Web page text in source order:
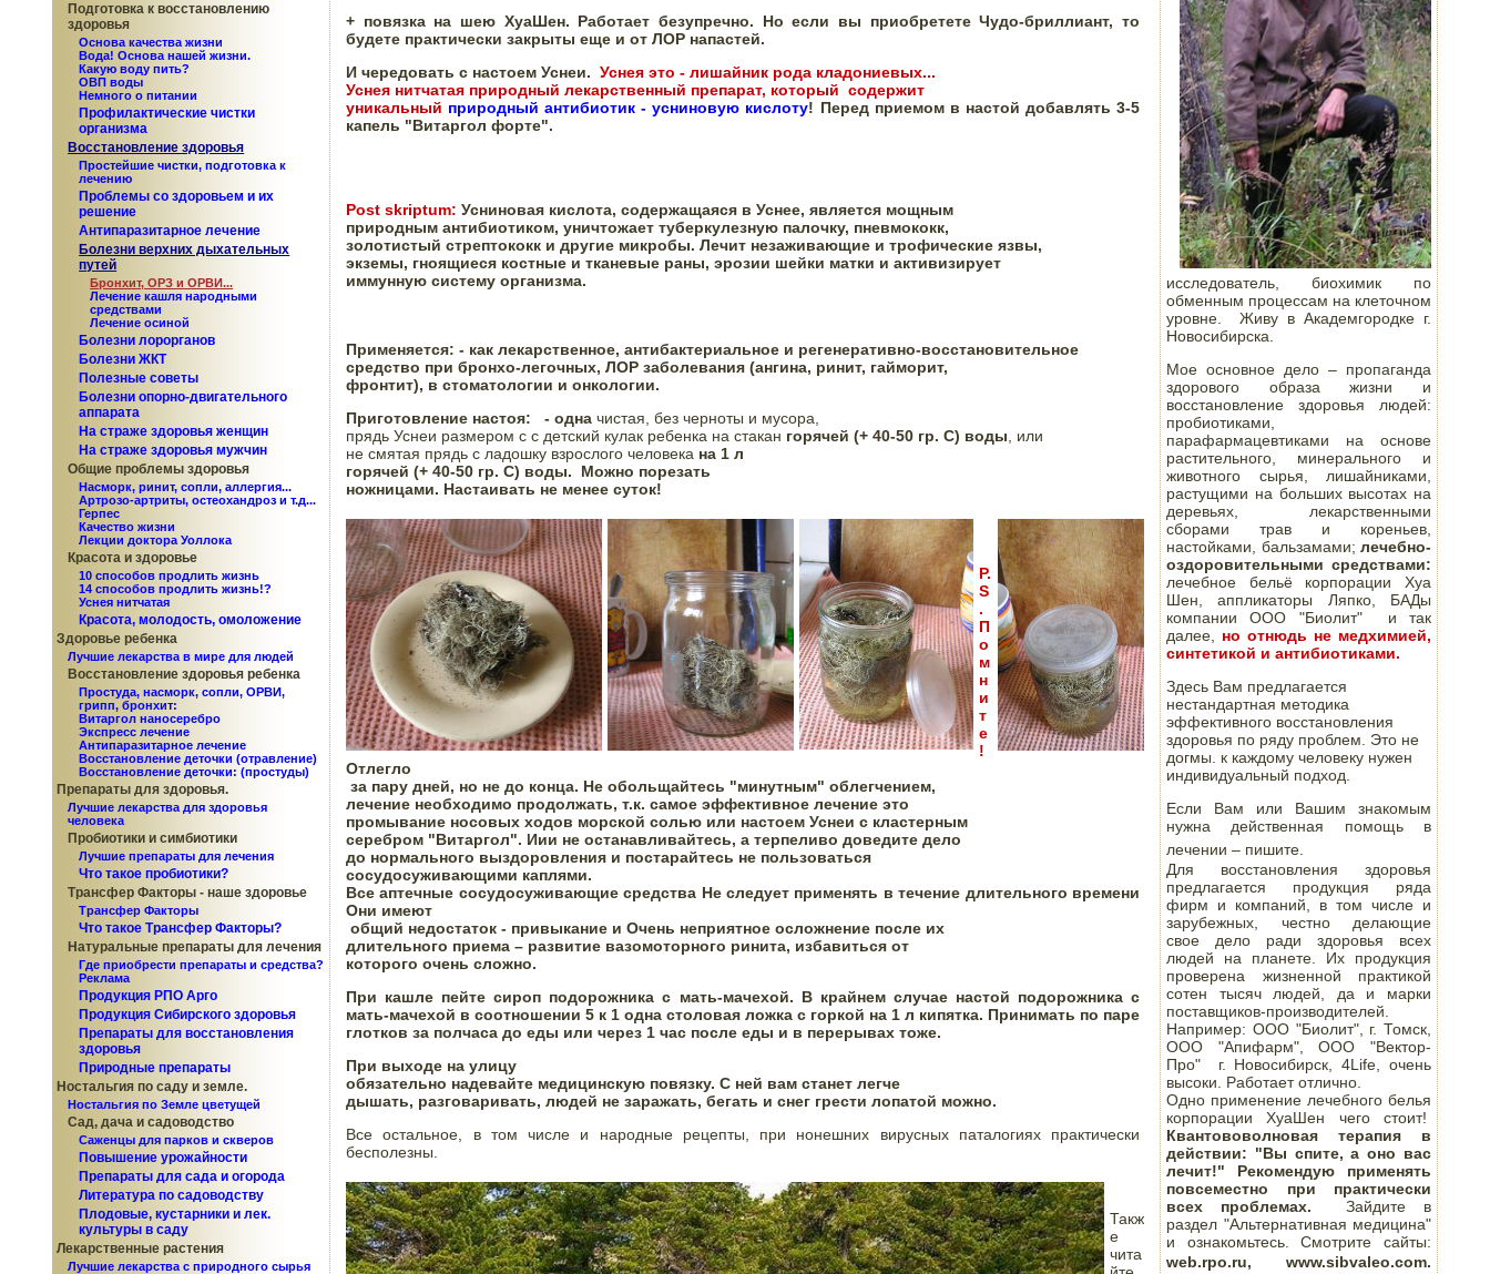
Подготовка к восстановлению
здоровья
Основа качества жизни
Вода! Основа нашей жизни.
Какую воду пить?
ОВП воды
Немного о питании
Профилактические чистки
организма
Восстановление здоровья
Простейшие чистки, подготовка к
лечению
Проблемы со здоровьем и их
решение
Антипаразитарное лечение
Болезни верхних дыхательных
путей
Бронхит, ОРЗ и ОРВИ...
Лечение кашля народными
средствами
Лечение осиной
Болезни лорорганов
Болезни ЖКТ
Полезные советы
Болезни опорно-двигательного
аппарата
На страже здоровья женщин
На страже здоровья мужчин
Общие проблемы здоровья
Насморк, ринит, сопли, аллергия...
Артрозо-артриты, остеохандроз и т.д...
Герпес
Качество жизни
Лекции доктора Уоллока
Красота и здоровье
10 способов продлить жизнь
14 способов продлить жизнь!?
Уснея нитчатая
Красота, молодость, омоложение
Здоровье ребенка
Лучшие лекарства в мире для людей
Восстановление здоровья ребенка
Простуда, насморк, сопли, ОРВИ,
грипп, бронхит:
Витаргол наносеребро
Экспресс лечение
Антипаразитарное лечение
Восстановление деточки (отравление)
Восстановление деточки: (простуды)
Препараты для здоровья.
Лучшие лекарства для здоровья
человека
Пробиотики и симбиотики
Лучшие препараты для лечения
Что такое пробиотики?
Трансфер Факторы - наше здоровье
Трансфер Факторы
Что такое Трансфер Факторы?
Натуральные препараты для лечения
Где приобрести препараты и средства?
Реклама
Продукция РПО Арго
Продукция Сибирского здоровья
Препараты для восстановления
здоровья
Природные препараты
Ностальгия по саду и земле.
Ностальгия по Земле цветущей
Сад, дача и садоводство
Саженцы для парков и скверов
Повышение урожайности
Препараты для сада и огорода
Литература по садоводству
Плодовые, кустарники и лек.
культуры в саду
Лекарственные растения
Лучшие лекарства с природного сырья
+ повязка на шею ХуаШен. Работает безупречно. Но если вы приобретете Чудо-бриллиант, то
будете практически закрыты еще и от ЛОР напастей.
И чередовать с настоем Уснеи. Уснея это - лишайник рода кладониевых...
Уснея нитчатая природный лекарственный препарат, который  содержит
уникальный природный антибиотик - усниновую кислоту! Перед приемом в настой добавлять 3-5
капель "Витаргол форте".
Post skriptum: Усниновая кислота, содержащаяся в Уснее, является мощным
природным антибиотиком, уничтожает туберкулезную палочку, пневмококк,
золотистый стрептококк и другие микробы. Лечит незаживающие и трофические язвы,
экземы, гноящиеся костные и тканевые раны, эрозии шейки матки и активизирует
иммунную систему организма.
Применяется: - как лекарственное, антибактериальное и регенеративно-восстановительное
средство при бронхо-легочных, ЛОР заболевания (ангина, ринит, гайморит,
фронтит), в стоматологии и онкологии.
Приготовление настоя: - одна чистая, без черноты и мусора,
прядь Уснеи размером с с детский кулак ребенка на стакан горячей (+ 40-50 гр. С) воды , или
не смятая прядь с ладошку взрослого человека на 1 л
горячей (+ 40-50 гр. С) воды.
Можно порезать
ножницами. Настаивать не менее суток!
P.
S
.
П
о
м
н
и
т
е
!
Отлегло
лечение необходимо продолжать, т.к. самое эффективное лечение это
промывание носовых ходов морской солью или настоем Уснеи с кластерным
серебром "Витаргол". Иии не останавливайтесь, а терпеливо доведите дело
до нормального выздоровления и постарайтесь не пользоваться
сосудосуживающими каплями.
Все аптечные сосудосуживающие средства Не следует применять в течение длительного времени
Они имеют
длительного приема – развитие вазомоторного ринита, избавиться от
которого очень сложно.
При кашле пейте сироп подорожника с мать-мачехой. В крайнем случае настой подорожника с
мать-мачехой в соотношении 5 к 1 одна столовая ложка с горкой на 1 л кипятка. Принимать по паре
глотков за полчаса до еды или через 1 час после еды и в перерывах тоже.
При выходе на улицу
обязательно надевайте медицинскую повязку. С ней вам станет легче
дышать, разговаривать, людей не заражать, бегать и снег грести лопатой можно.
Все остальное, в том числе и народные рецепты, при нонешних вирусных паталогиях практически
бесполезны.
Такж
е
чита
исследователь, биохимик по
обменным процессам на клеточном
уровне. Живу в Академгородке г.
Новосибирска.
Мое основное дело – пропаганда
здорового образа жизни и
восстановление здоровья людей:
пробиотиками,
парафармацевтиками на основе
растительного, минерального и
животного сырья, лишайниками,
растущими на больших высотах на
деревьях, лекарственными
сборами трав и кореньев,
настойками, бальзамами; лечебно-
оздоровительными средствами:
лечебное бельё корпорации Хуа
Шен, аппликаторы Ляпко, БАДы
компании ООО "Биолит" и так
далее, но отнюдь не медхимией,
синтетикой и антибиотиками.
Здесь Вам предлагается
нестандартная методика
эффективного восстановления
здоровья по ряду проблем. Это не
догмы. к каждому человеку нужен
индивидуальный подход.
Если Вам или Вашим знакомым
нужна действенная помощь в
лечении – пишите.
Для восстановления здоровья
предлагается продукция ряда
фирм и компаний, в том числе и
зарубежных, честно делающие
свое дело ради здоровья всех
людей на планете. Их продукция
проверена жизненной практикой
сотен тысяч людей, да и марки
поставщиков-производителей.
Например: ООО "Биолит", г. Томск,
ООО "Апифарм", ООО "Вектор-
Про" г. Новосибирск, 4Life, очень
высоки. Работает отлично.
Одно применение лечебного белья
корпорации ХуаШен чего стоит!
Квантововолновая терапия в
действии: "Вы спите, а оно вас
лечит!" Рекомендую применять
повсеместно при практически
всех проблемах.Зайдите в
раздел "Альтернативная медицина"
и ознакомьтесь. Смотрите сайты:
web.rpo.ru, www.sibvaleo.com.